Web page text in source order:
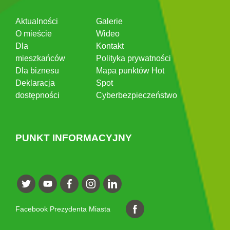
Aktualności
O mieście
Dla
mieszkańców
Dla biznesu
Deklaracja
dostępności
Galerie
Wideo
Kontakt
Polityka prywatności
Mapa punktów Hot
Spot
Cyberbezpieczeństwo
PUNKT INFORMACYJNY
Facebook Prezydenta Miasta